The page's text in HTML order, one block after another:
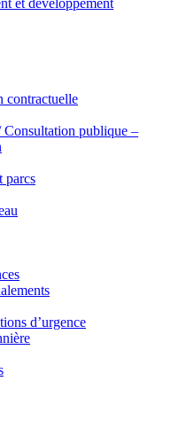
contractuelle
Consultation publique –
parcs
d’urgence